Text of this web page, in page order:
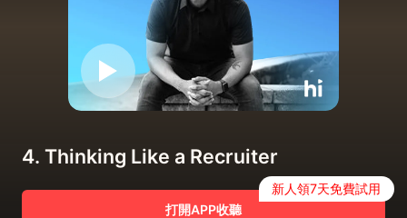
4. Thinking Like a Recruiter
打開APP收聽
新人領7天免費試用